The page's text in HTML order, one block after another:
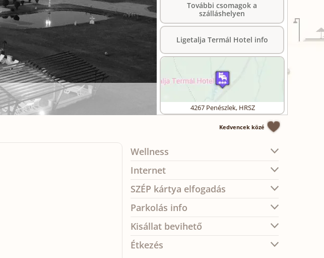
További csomagok a
szálláshelyen
Ligetalja Termál Hotel info
4267 Penészlek, HRSZ
Kedvencek közé
Wellness
Internet
SZÉP kártya elfogadás
Parkolás info
Kisállat bevihető
Étkezés